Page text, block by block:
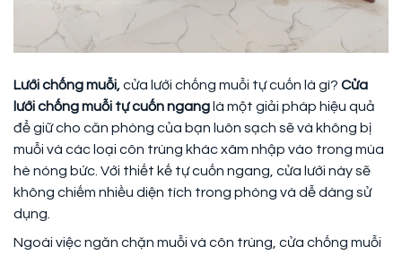
Lưới chống muỗi,cửa lưới chống muỗi tự cuốn là gì? Cửa
lưới chống muỗi tự cuốn ngang là một giải pháp hiệu quả
để giữ cho căn phòng của bạn luôn sạch sẽ và không bị
muỗi và các loại côn trùng khác xâm nhập vào trong mùa
hè nóng bức. Với thiết kế tự cuốn ngang, cửa lưới này sẽ
không chiếm nhiều diện tích trong phòng và dễ dàng sử
dụng.
Ngoài việc ngăn chặn muỗi và côn trùng, cửa chống muỗi